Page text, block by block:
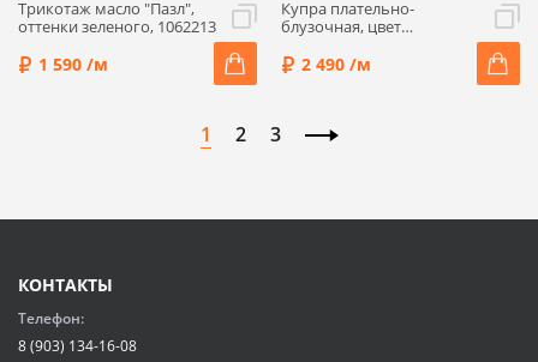
Трикотаж масло "Пазл",
оттенки зеленого, 1062213
1 590 /м
Купра плательно-
блузочная, цвет
2 490 /м
1 2 3
КОНТАКТЫ
Телефон:
8 (903) 134-16-08